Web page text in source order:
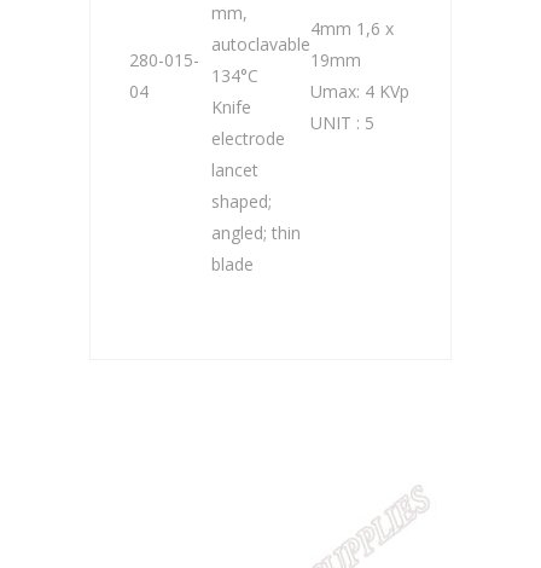
280-015-
04
mm,
autoclavable
134°C
Knife
electrode
lancet
shaped;
angled; thin
blade
4mm 1,6 x
19mm
Umax: 4 KVp
UNIT : 5